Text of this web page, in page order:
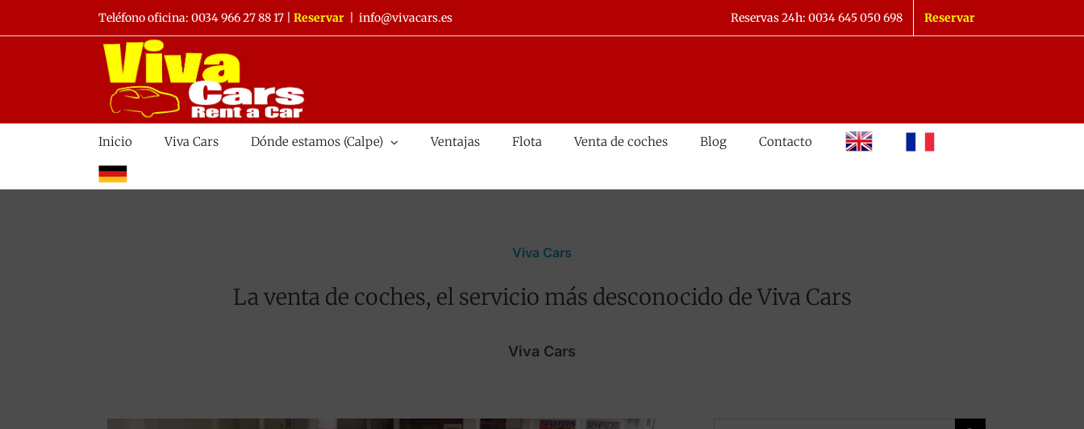
al
Teléfono oficina: 0034 966 27 88 17 Reservar info@vivacars.es Reservas 24h: 0034 645 050 698 Reservar
Inicio Viva Cars Dónde estamos (Calpe) Ventajas Flota Venta de coches Blog Contacto
inglés francés
alemán
Viva Cars
La venta de coches, el servicio más desconocido de Viva Cars
Viva Cars